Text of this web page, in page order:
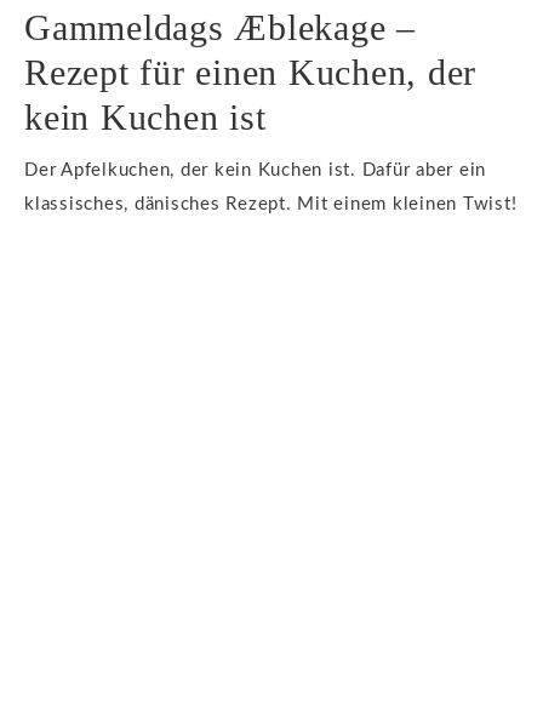
Gammeldags Æblekage –
Rezept für einen Kuchen, der
kein Kuchen ist
Der Apfelkuchen, der kein Kuchen ist. Dafür aber ein
klassisches, dänisches Rezept. Mit einem kleinen Twist!